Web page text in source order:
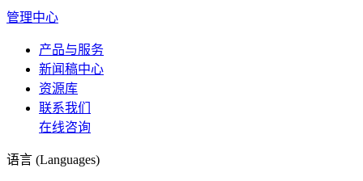
管理中心
产品与服务
新闻稿中心
资源库
联系我们
在线咨询
语言 (Languages)